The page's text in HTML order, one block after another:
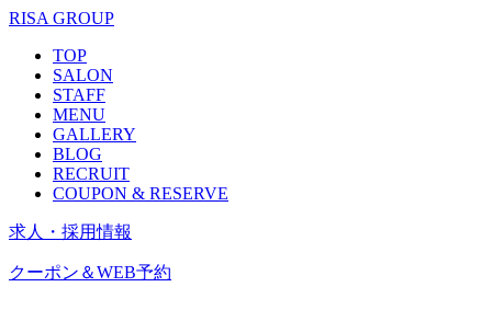
RISA GROUP
TOP
SALON
STAFF
MENU
GALLERY
BLOG
RECRUIT
COUPON & RESERVE
求人・採用情報
クーポン＆WEB予約